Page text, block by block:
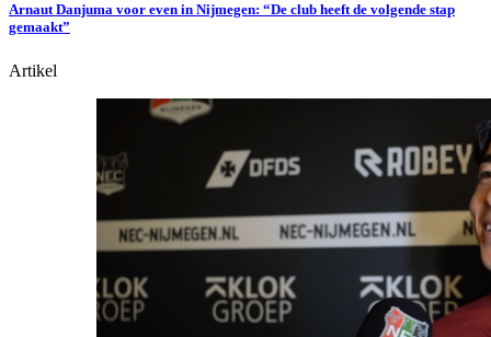
Arnaut Danjuma voor even in Nijmegen: “De club heeft de volgende stap
gemaakt”
Artikel